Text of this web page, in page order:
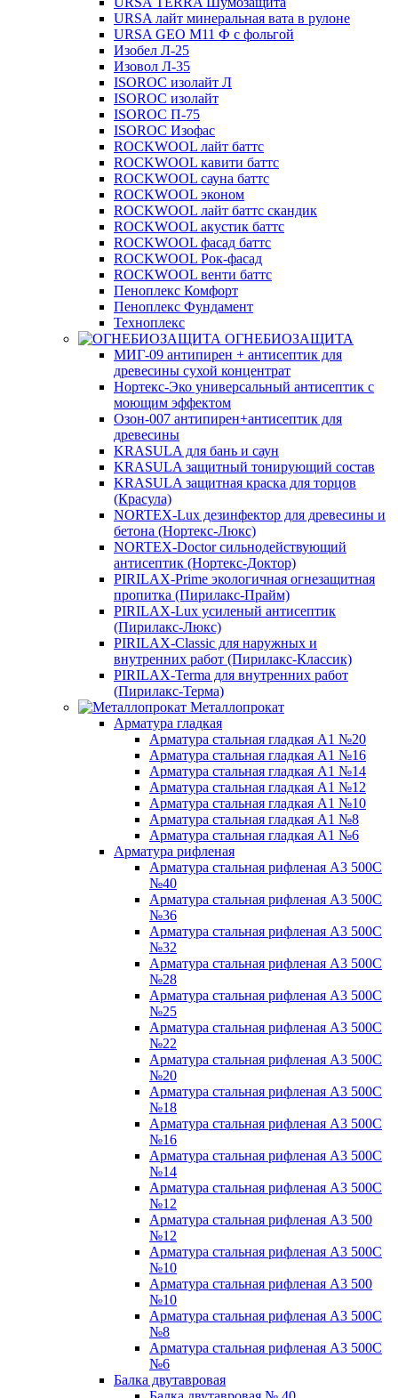
URSA лайт минеральная вата в рулоне
URSA GEO M11 Ф с фольгой
Изобел Л-25
Изовол Л-35
ISOROC изолайт Л
ISOROC изолайт
ISOROC П-75
ISOROC Изофас
ROCKWOOL лайт баттс
ROCKWOOL кавити баттс
ROCKWOOL сауна баттс
ROCKWOOL эконом
ROCKWOOL лайт баттс скандик
ROCKWOOL акустик баттс
ROCKWOOL фасад баттс
ROCKWOOL Рок-фасад
ROCKWOOL венти баттс
Пеноплекс Комфорт
Пеноплекс Фундамент
Техноплекс
ОГНЕБИОЗАЩИТА
МИГ-09 антипирен + антисептик для
древесины сухой концентрат
Нортекс-Эко универсальный антисептик с
моющим эффектом
Озон-007 антипирен+антисептик для
древесины
KRASULA для бань и саун
KRASULA защитный тонирующий состав
KRASULA защитная краска для торцов
(Красула)
NORTEX-Lux дезинфектор для древесины и
бетона (Нортекс-Люкс)
NORTEX-Doctor сильнодействующий
антисептик (Нортекс-Доктор)
PIRILAX-Prime экологичная огнезащитная
пропитка (Пирилакс-Прайм)
PIRILAX-Lux усиленый антисептик
(Пирилакс-Люкс)
PIRILAX-Classic для наружных и
внутренних работ (Пирилакс-Классик)
PIRILAX-Terma для внутренних работ
(Пирилакс-Терма)
Металлопрокат
Арматура гладкая
Арматура стальная гладкая А1 №20
Арматура стальная гладкая А1 №16
Арматура стальная гладкая А1 №14
Арматура стальная гладкая А1 №12
Арматура стальная гладкая А1 №10
Арматура стальная гладкая А1 №8
Арматура стальная гладкая А1 №6
Арматура рифленая
Арматура стальная рифленая А3 500С
№40
Арматура стальная рифленая А3 500С
№36
Арматура стальная рифленая А3 500С
№32
Арматура стальная рифленая А3 500С
№28
Арматура стальная рифленая А3 500С
№25
Арматура стальная рифленая А3 500С
№22
Арматура стальная рифленая А3 500С
№20
Арматура стальная рифленая А3 500С
№18
Арматура стальная рифленая А3 500С
№16
Арматура стальная рифленая А3 500С
№14
Арматура стальная рифленая А3 500С
№12
Арматура стальная рифленая А3 500
№12
Арматура стальная рифленая А3 500С
№10
Арматура стальная рифленая А3 500
№10
Арматура стальная рифленая А3 500С
№8
Арматура стальная рифленая А3 500С
№6
Балка двутавровая